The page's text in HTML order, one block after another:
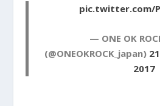
pic.twitter.com/
— ONE OK
(@ONEOKROCK_japan)
2017